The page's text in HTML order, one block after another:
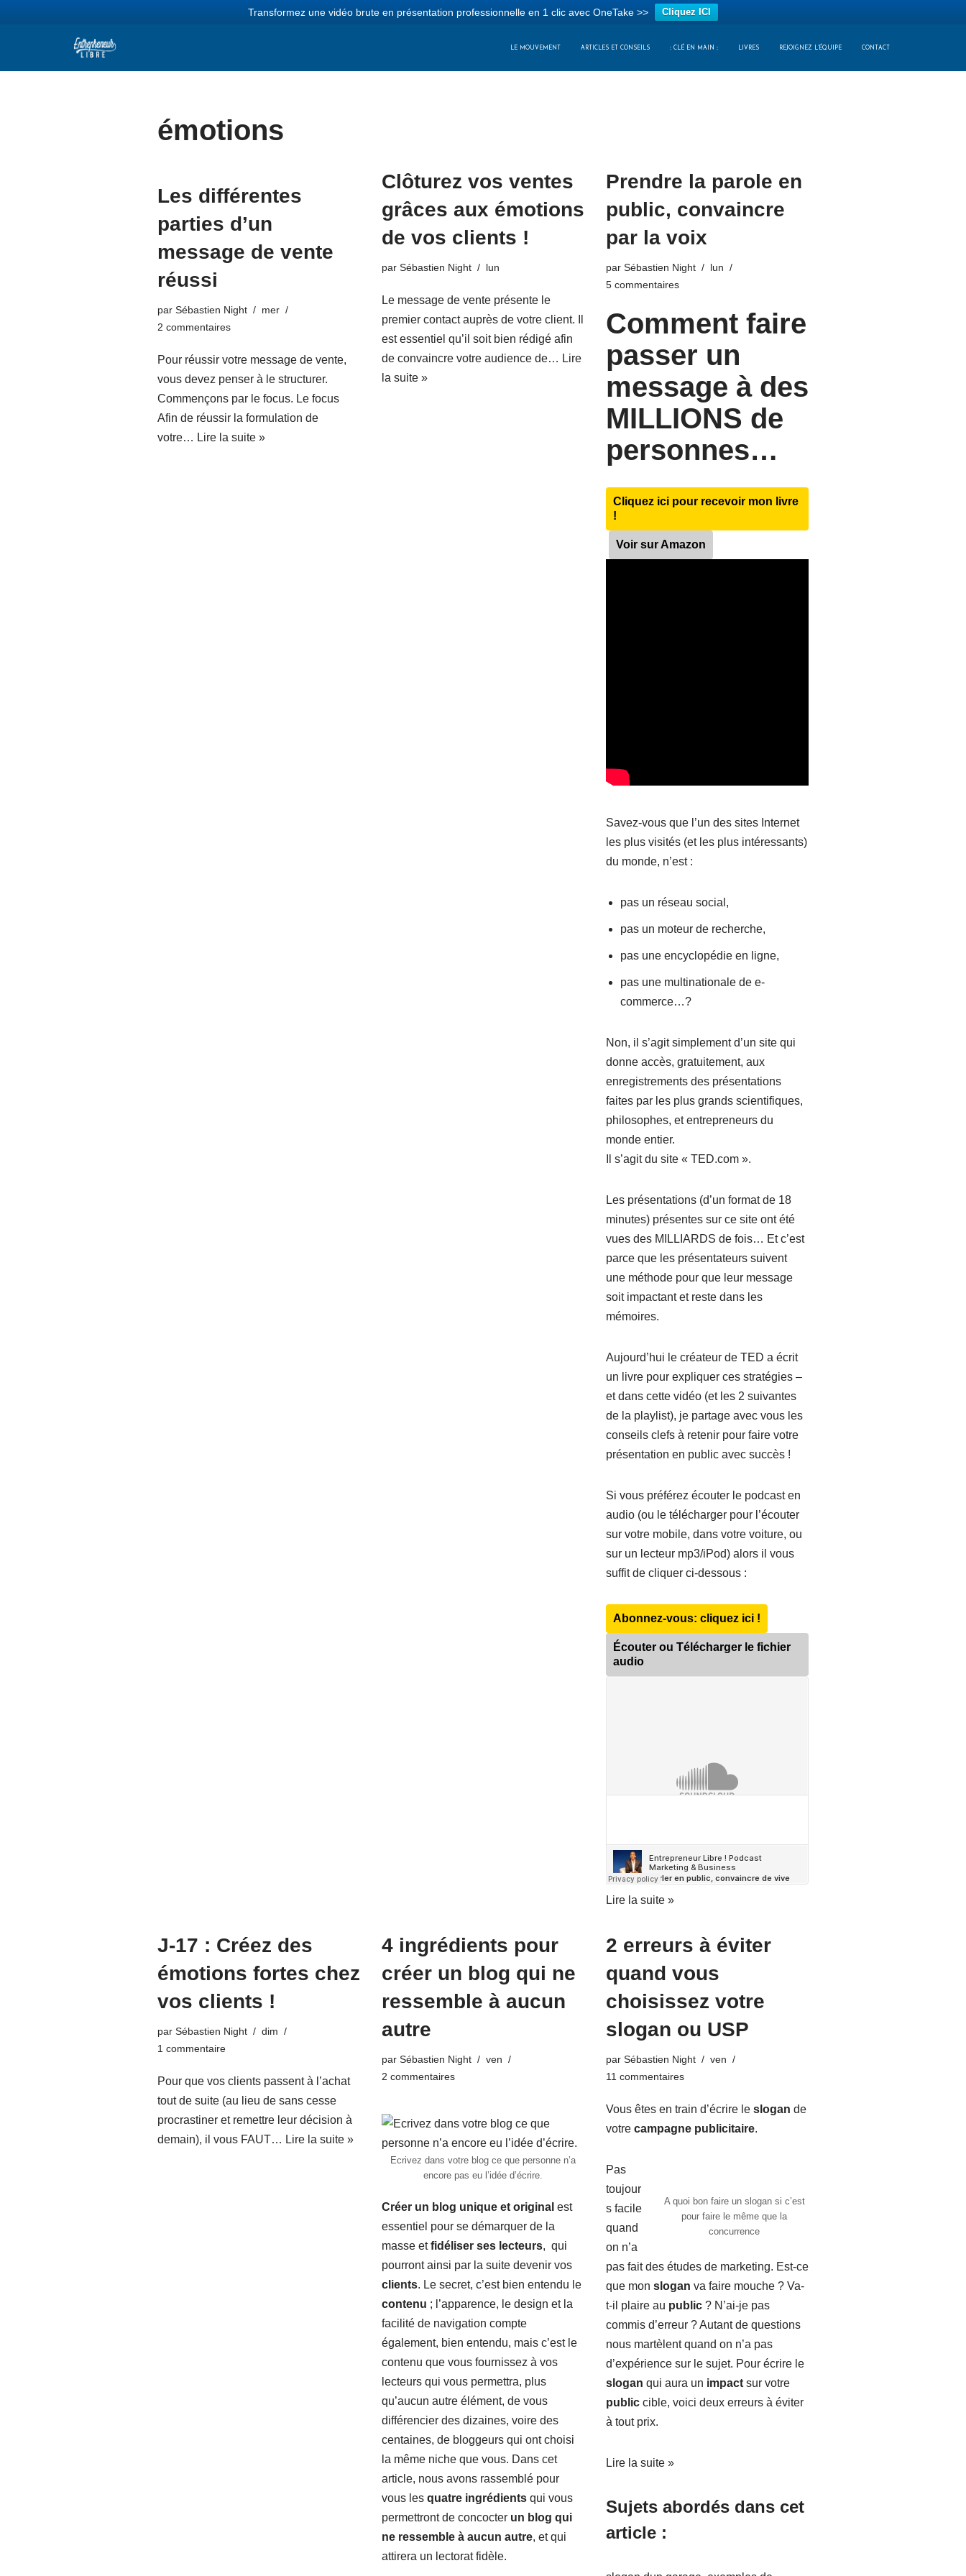
Transformez une vidéo brute en présentation professionnelle en 1 clic avec OneTake >> Cliquez ICI
LE MOUVEMENT ARTICLES ET CONSEILS :: CLÉ EN MAIN :: LIVRES REJOIGNEZ L’ÉQUIPE CONTACT
émotions
Les différentes
parties d’un
message de vente
réussi
par Sébastien Night
mer
2 commentaires
Pour réussir votre message de vente,
vous devez penser à le structurer.
Commençons par le focus. Le focus
Afin de réussir la formulation de
votre… Lire la suite »
Clôturez vos ventes
grâces aux émotions
de vos clients !
par Sébastien Night lun
Le message de vente présente le
premier contact auprès de votre client. Il
est essentiel qu’il soit bien rédigé afin
de convaincre votre audience de… Lire
la suite »
Prendre la parole en
public, convaincre
par la voix
par Sébastien Night
lun
5 commentaires
Comment faire
passer un
message à des
MILLIONS de
personnes…
Cliquez ici pour recevoir mon livre
!
Voir sur Amazon
Savez-vous que l’un des sites Internet
les plus visités (et les plus intéressants)
du monde, n’est :
pas un réseau social,
pas un moteur de recherche,
pas une encyclopédie en ligne,
pas une multinationale de e-
commerce…?
Non, il s’agit simplement d’un site qui
donne accès, gratuitement, aux
enregistrements des présentations
faites par les plus grands scientifiques,
philosophes, et entrepreneurs du
monde entier.
Il s’agit du site « TED.com ».
Les présentations (d’un format de 18
minutes) présentes sur ce site ont été
vues des MILLIARDS de fois… Et c’est
parce que les présentateurs suivent
une méthode pour que leur message
soit impactant et reste dans les
mémoires.
Aujourd’hui le créateur de TED a écrit
un livre pour expliquer ces stratégies –
et dans cette vidéo (et les 2 suivantes
de la playlist), je partage avec vous les
conseils clefs à retenir pour faire votre
présentation en public avec succès !
Si vous préférez écouter le podcast en
audio (ou le télécharger pour l’écouter
sur votre mobile, dans votre voiture, ou
sur un lecteur mp3/iPod) alors il vous
suffit de cliquer ci-dessous :
Abonnez-vous: cliquez ici !
Écouter ou Télécharger le fichier
audio
Lire la suite »
J-17 : Créez des
émotions fortes chez
vos clients !
par Sébastien Night
dim
1 commentaire
Pour que vos clients passent à l’achat
tout de suite (au lieu de sans cesse
procrastiner et remettre leur décision à
demain), il vous FAUT… Lire la suite »
4 ingrédients pour
créer un blog qui ne
ressemble à aucun
autre
par Sébastien Night
ven
2 commentaires
Ecrivez dans votre blog ce que personne n’a
encore pas eu l’idée d’écrire.
Créer un blog unique et original est
essentiel pour se démarquer de la
masse etfidéliser ses lecteurs, qui
pourront ainsi par la suite devenir vos
clients. Le secret, c’est bien entendu le
contenu ; l’apparence, le design et la
facilité de navigation compte
également, bien entendu, mais c’est le
contenu que vous fournissez à vos
lecteurs qui vous permettra, plus
qu’aucun autre élément, de vous
différencier des dizaines, voire des
centaines, de bloggeurs qui ont choisi
la même niche que vous. Dans cet
article, nous avons rassemblé pour
vous les quatre ingrédientsqui vous
permettront de concocter un blog qui
ne ressemble à aucun autre, et qui
attirera un lectorat fidèle.
2 erreurs à éviter
quand vous
choisissez votre
slogan ou USP
par Sébastien Night
ven
11 commentaires
Vous êtes en train d’écrire le slogan de
votre campagne publicitaire.
A quoi bon faire un slogan si c’est
pour faire le même que la
concurrence
Pas
toujour
s facile
quand
on n’a
pas fait des études de marketing. Est-ce
que mon slogan va faire mouche ? Va-
t-il plaire au public? N’ai-je pas
commis d’erreur ? Autant de questions
nous martèlent quand on n’a pas
d’expérience sur le sujet. Pour écrire le
slogan qui aura un impactsur votre
publiccible, voici deux erreurs à éviter
à tout prix.
Lire la suite »
Sujets abordés dans cet
article :